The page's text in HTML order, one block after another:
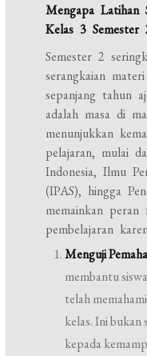
Mengapa Latihan
Kelas 3 Semester
Semester 2
serangkaian
sepanjang tahun
adalah masa di
menunjukkan
pelajaran, mulai
Indonesia, Ilmu
(IPAS), hingga
memainkan peran
pembelajaran
Menguji
membantu
telah
kelas. Ini
kepada